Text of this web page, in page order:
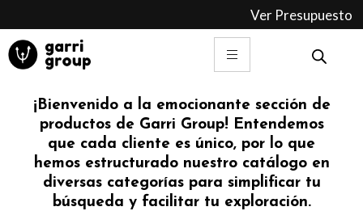
contenido
Ver Presupuesto
¡Bienvenido a la emocionante sección de
productos de Garri Group! Entendemos
que cada cliente es único, por lo que
hemos estructurado nuestro catálogo en
diversas categorías para simplificar tu
búsqueda y facilitar tu exploración.